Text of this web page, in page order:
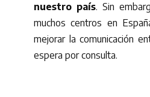
nuestro país. Sin
muchos centros en
mejorar la comunicación
espera por consulta.